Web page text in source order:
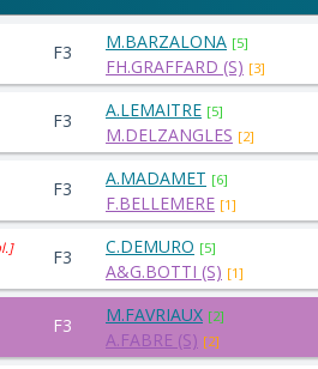
F3 M.BARZALONA [5]
FH.GRAFFARD (S) [3]
F3 A.LEMAITRE [5]
M.DELZANGLES [2]
F3 A.MADAMET [6]
F.BELLEMERE [1]
F3 C.DEMURO [5]
A&G.BOTTI (S) [1]
F3 M.FAVRIAUX [2]
A.FABRE (S) [2]